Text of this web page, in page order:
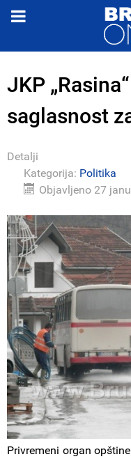
JKP
saglasnost
Detalji
Kategorija: Politika
Objavljeno 27
Privremeni organ